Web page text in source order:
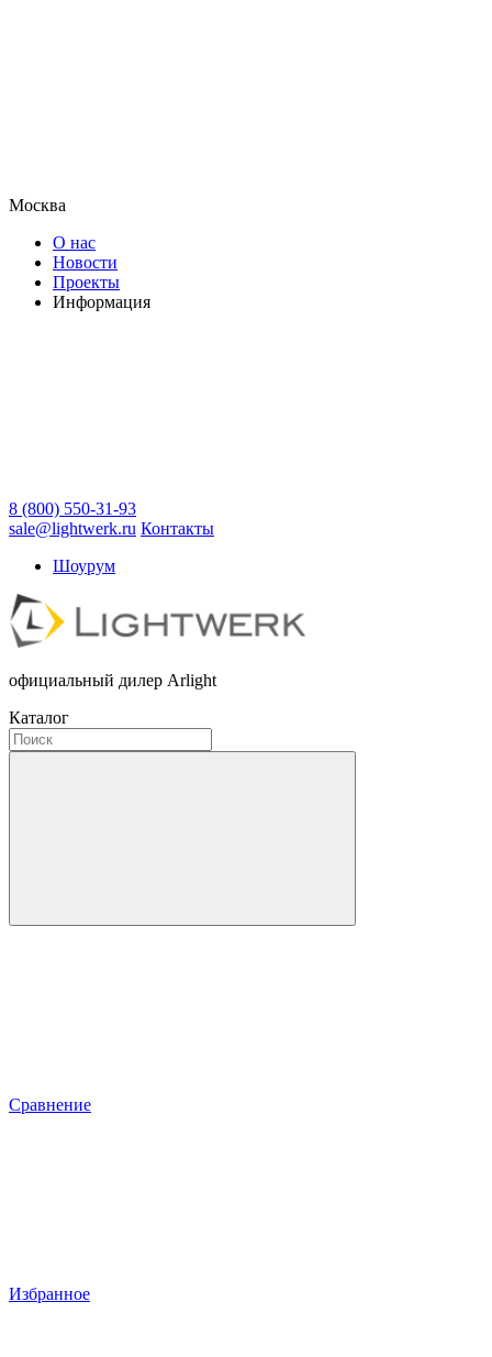
Москва
О нас
Новости
Проекты
Информация
8 (800) 550-31-93
sale@lightwerk.ru Контакты
Шоурум
официальный дилер Arlight
Каталог
Сравнение
Избранное